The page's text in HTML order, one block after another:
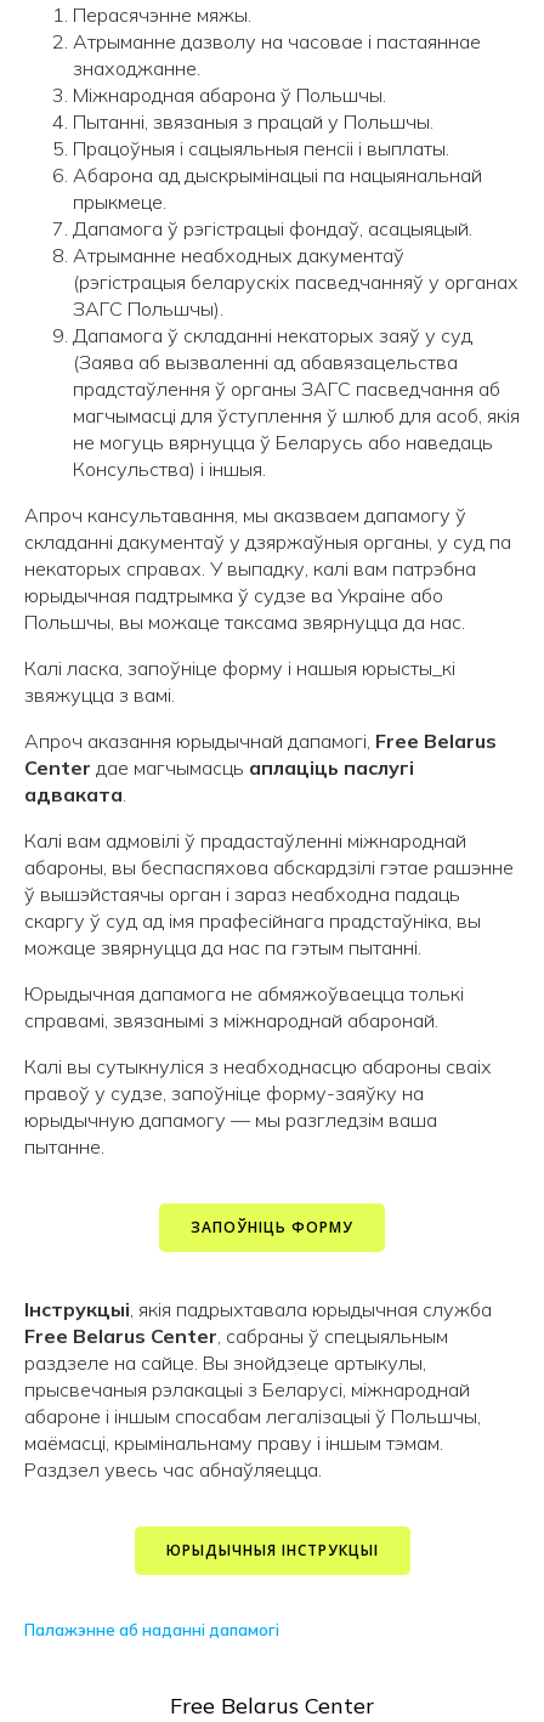
Перасячэнне мяжы.
Атрыманне дазволу на часовае і пастаяннае
знаходжанне.
Міжнародная абарона ў Польшчы.
Пытанні, звязаныя з працай у Польшчы.
Працоўныя і сацыяльныя пенсіі і выплаты.
Абарона ад дыскрымінацыі па нацыянальнай
прыкмеце.
Дапамога ў рэгістрацыі фондаў, асацыяцый.
Атрыманне неабходных дакументаў
(рэгістрацыя беларускіх пасведчанняў у органах
ЗАГС Польшчы).
Дапамога ў складанні некаторых заяў у суд
(Заява аб вызваленні ад абавязацельства
прадстаўлення ў органы ЗАГС пасведчання аб
магчымасці для ўступлення ў шлюб для асоб, якія
не могуць вярнуцца ў Беларусь або наведаць
Консульства) і іншыя.
Апроч кансультавання, мы аказваем дапамогу ў
складанні дакументаў у дзяржаўныя органы, у суд па
некаторых справах. У выпадку, калі вам патрэбна
юрыдычная падтрымка ў судзе ва Украіне або
Польшчы, вы можаце таксама звярнуцца да нас.
Калі ласка, запоўніце форму і нашыя юрысты_кі
звяжуцца з вамі.
Апроч аказання юрыдычнай дапамогі, Free Belarus
Center дае магчымасць аплаціць паслугі
адваката
Калі вам адмовілі ў прадастаўленні міжнароднай
абароны, вы беспаспяхова абскардзілі гэтае рашэнне
ў вышэйстаячы орган і зараз неабходна падаць
скаргу ў суд ад імя прафесійнага прадстаўніка, вы
можаце звярнуцца да нас па гэтым пытанні.
Юрыдычная дапамога не абмяжоўваецца толькі
справамі, звязанымі з міжнароднай абаронай.
Калі вы сутыкнуліся з неабходнасцю абароны сваіх
правоў у судзе, запоўніце форму-заяўку на
юрыдычную дапамогу — мы разгледзім ваша
пытанне.
ЗАПОЎНІЦЬ ФОРМУ
Інструкцыі , якія падрыхтавала юрыдычная служба
Free Belarus Center , сабраны ў спецыяльным
раздзеле на сайце. Вы знойдзеце артыкулы,
прысвечаныя рэлакацыі з Беларусі, міжнароднай
абароне і іншым спосабам легалізацыі ў Польшчы,
маёмасці, крымінальнаму праву і іншым тэмам.
Раздзел увесь час абнаўляецца.
ЮРЫДЫЧНЫЯ ІНСТРУКЦЫІ
Палажэнне аб наданні дапамогі
Free Belarus Center